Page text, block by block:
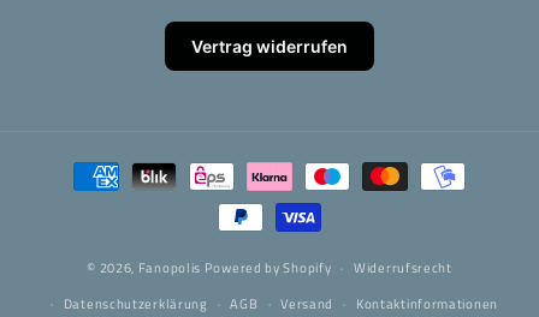
Vertrag widerrufen
Zahlungsmethoden
© 2026, Fanopolis Powered by Shopify
Widerrufsrecht
Datenschutzerklärung
AGB Versand Kontaktinformationen